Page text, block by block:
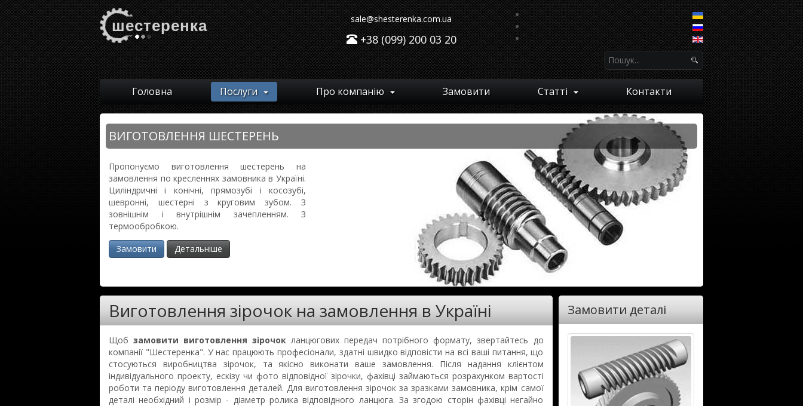
шестеренка sale@shesterenka.com.ua
+38 (099) 200 03 20
Головна Послуги Про компанію Замовити Статті Контакти
ВИГОТОВЛЕННЯ ШЕСТЕРЕНЬ
Пропонуємо виготовлення шестерень на
замовлення по кресленнях замовника в Україні.
Циліндричні і конічні, прямозубі і косозубі,
шевронні, шестерні з круговим зубом. З
зовнішнім і внутрішнім зачепленням. З
термообробкою.
Замовити
Детальніше
Виготовлення зірочок на замовлення в Україні
Щобзамовити виготовлення зірочок ланцюгових передач потрібного формату, звертайтесь до
компанії "Шестеренка". У нас працюють професіонали, здатні швидко відповісти на всі ваші питання, що
стосуються виробництва зірочок, та якісно виконати ваше замовлення. Після надання клієнтом
індивідуального проекту, ескізу чи фото відповідної зірочки, фахівці займаються розрахунком вартості
роботи та періоду виготовлення деталей. Для виготовлення зірочок за зразками замовника, крім самої
деталі необхідний і розмір - діаметр ролика відповідного ланцюга. За згодою сторін фахівці негайно
Замовити деталі